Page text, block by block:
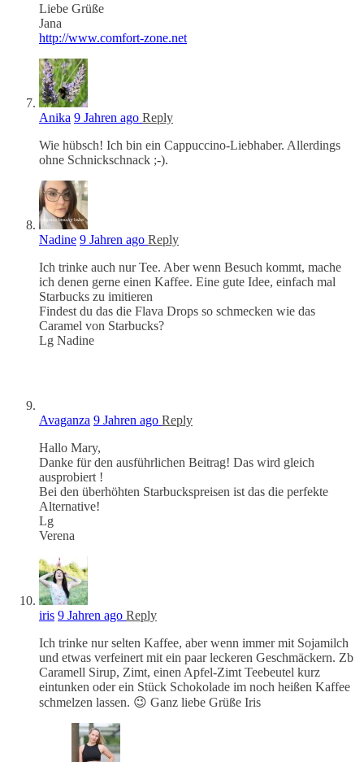
Liebe Grüße
Jana
http://www.comfort-zone.net
Anika 9 Jahren ago Reply
Wie hübsch! Ich bin ein Cappuccino-Liebhaber. Allerdings
ohne Schnickschnack ;-).
Nadine 9 Jahren ago Reply
Ich trinke auch nur Tee. Aber wenn Besuch kommt, mache
ich denen gerne einen Kaffee. Eine gute Idee, einfach mal
Starbucks zu imitieren
Findest du das die Flava Drops so schmecken wie das
Caramel von Starbucks?
Lg Nadine
Avaganza 9 Jahren ago Reply
Hallo Mary,
Danke für den ausführlichen Beitrag! Das wird gleich
ausprobiert !
Bei den überhöhten Starbuckspreisen ist das die perfekte
Alternative!
Lg
Verena
iris 9 Jahren ago Reply
Ich trinke nur selten Kaffee, aber wenn immer mit Sojamilch
und etwas verfeinert mit ein paar leckeren Geschmäckern. Zb
Caramell Sirup, Zimt, einen Apfel-Zimt Teebeutel kurz
eintunken oder ein Stück Schokolade im noch heißen Kaffee
schmelzen lassen. 😉 Ganz liebe Grüße Iris